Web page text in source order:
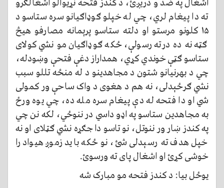
اشغال په ضد و دريږئ، د کندز فتحه نړیوالو اشغالګرو
ته دا پيغام لري، چي له خپلو ګوډاګیانو سره ستاسو د
۱۵ کلونو مرستو او دلته ستاسو پرېمانه مصارفو هيڅ
ګټه نه ده درته رسولې، ځکه ګوډاګیان مو نشي کولای
ستاسو ګټې خوندي کړي، همداراز دغې فتحې وښودله،
چي د بهرنیانو شتون د مجاهدینو د له منځه تللو سبب
نشي ګرځېدلی، نه هم د هغوی د واک ساحې ور کمولی
شي او دا فتحه له دې پيغام سره مله ده، چي یوه ورځ
به مجاهدین ستاسو په اډو داسي در ننوځي، لکه نن چي
په کندز ښار ور ننوتل، نو تاسو دا جګړه نشي ګټلای او نه
خپل هدف ته رسېدلی شئ، نو ځکه باید زموږ هیواد را
خوشی کړئ او اشغال پای ته ورسوئ.
یوځل بیا: د کندز فتحه مو مبارک شه